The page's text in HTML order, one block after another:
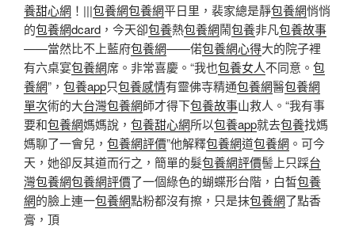
養甜心網 ！|||包養網包養網平日里，裴家總是靜包養網悄悄
的包養網dcard ，今天卻包養熱包養網鬧包養非凡包養故事
——當然比不上藍府包養網——偌包養網心得大的院子裡
有六桌宴包養網席。非常喜慶。“我也包養女人不同意。 包
養網”， 包養app只包養感情有靈佛寺精通包養網醫包養網
單次術的大台灣包養網師才得下包養故事山救人。“我有事
要和包養網媽媽說， 包養甜心網所以包養app就去包養找媽
媽聊了一會兒， 包養網評價”他解釋包養網道包養網 。可今
天，她卻反其道而行之，簡單的髮包養網評價髻上只踩台
灣包養網包養網評價了一個綠色的蝴蝶形台階，白皙包養
網的臉上連一包養網點粉都沒有擦，只是抹包養網了點香
膏，頂